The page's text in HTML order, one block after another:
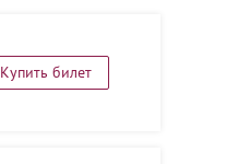
Купить билет